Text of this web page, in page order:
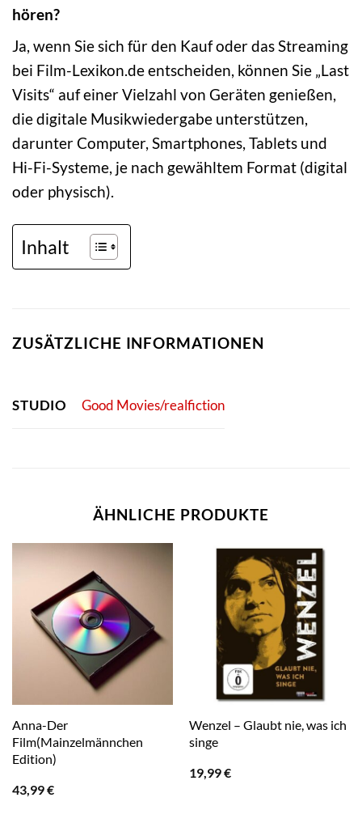
hören?
Ja, wenn Sie sich für den Kauf oder das Streaming
bei Film-Lexikon.de entscheiden, können Sie „Last
Visits“ auf einer Vielzahl von Geräten genießen,
die digitale Musikwiedergabe unterstützen,
darunter Computer, Smartphones, Tablets und
Hi-Fi-Systeme, je nach gewähltem Format (digital
oder physisch).
Inhalt
ZUSÄTZLICHE INFORMATIONEN
STUDIO Good Movies/realfiction
ÄHNLICHE PRODUKTE
Anna-Der
Film(Mainzelmännchen
Edition)
43,99€
Wenzel – Glaubt nie, was ich
singe
19,99€